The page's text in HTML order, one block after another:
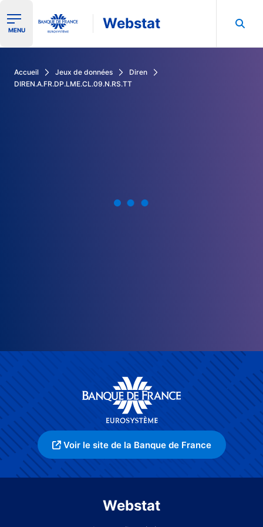
Ouvrir le menu de navigation
MENU Webstat
Accueil Jeux de données
Diren
DIREN.A.FR.DP.LME.CL.09.N.RS.TT
Voir le site de la Banque de France
Webstat